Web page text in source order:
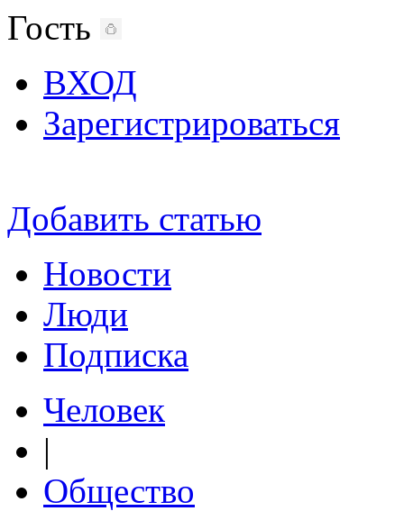
Гость
ВХОД
Зарегистрироваться
Добавить статью
Новости
Люди
Подписка
Человек
|
Общество